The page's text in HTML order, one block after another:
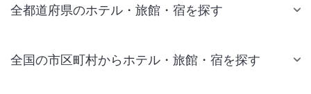
全都道府県のホテル・旅館・宿を探す
全国の市区町村からホテル・旅館・宿を探す